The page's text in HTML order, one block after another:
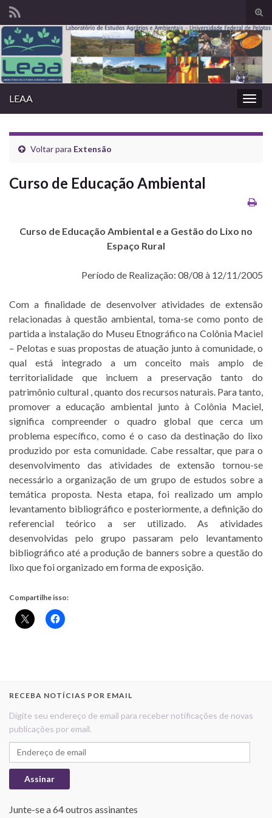
de
Search for:
LEAA
Voltar para Extensão
Curso de Educação Ambiental
Curso de Educação Ambiental e a Gestão do Lixo no
Espaço Rural
Período de Realização: 08/08 à 12/11/2005
Com a finalidade de desenvolver atividades de extensão
relacionadas à questão ambiental, toma-se como ponto de
partida a instalação do Museu Etnográfico na Colônia Maciel
– Pelotas e suas propostas de atuação junto à comunidade, o
qual está integrado a um conceito mais amplo de
territorialidade que incluem a preservação tanto do
patrimônio cultural , quanto dos recursos naturais. Para tanto,
promover a educação ambiental junto à Colônia Maciel,
significa compreender o quadro global que cerca um
problema específico, como é o caso da destinação do lixo
produzido por esta comunidade. Cabe ressaltar, que para o
desenvolvimento das atividades de extensão tornou-se
necessário a organização de um grupo de estudos sobre a
temática proposta. Nesta etapa, foi realizado um amplo
levantamento bibliográfico e posteriormente, a definição do
referencial teórico a ser utilizado. As atividades
desenvolvidas pelo grupo passaram pelo levantamento
bibliográfico até a produção de banners sobre a questão do
lixo que foi organizado em forma de exposição.
Compartilhe isso:
RECEBA NOTÍCIAS POR EMAIL
Digite seu endereço de email para receber notificações de novas
publicações por email.
Endereço de email
Assinar
Junte-se a 64 outros assinantes